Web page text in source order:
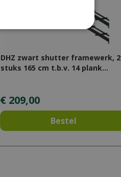
DHZ zwart shutter framewerk, 2
stuks 165 cm t.b.v. 14 plank…
€ 209,00
Bestel